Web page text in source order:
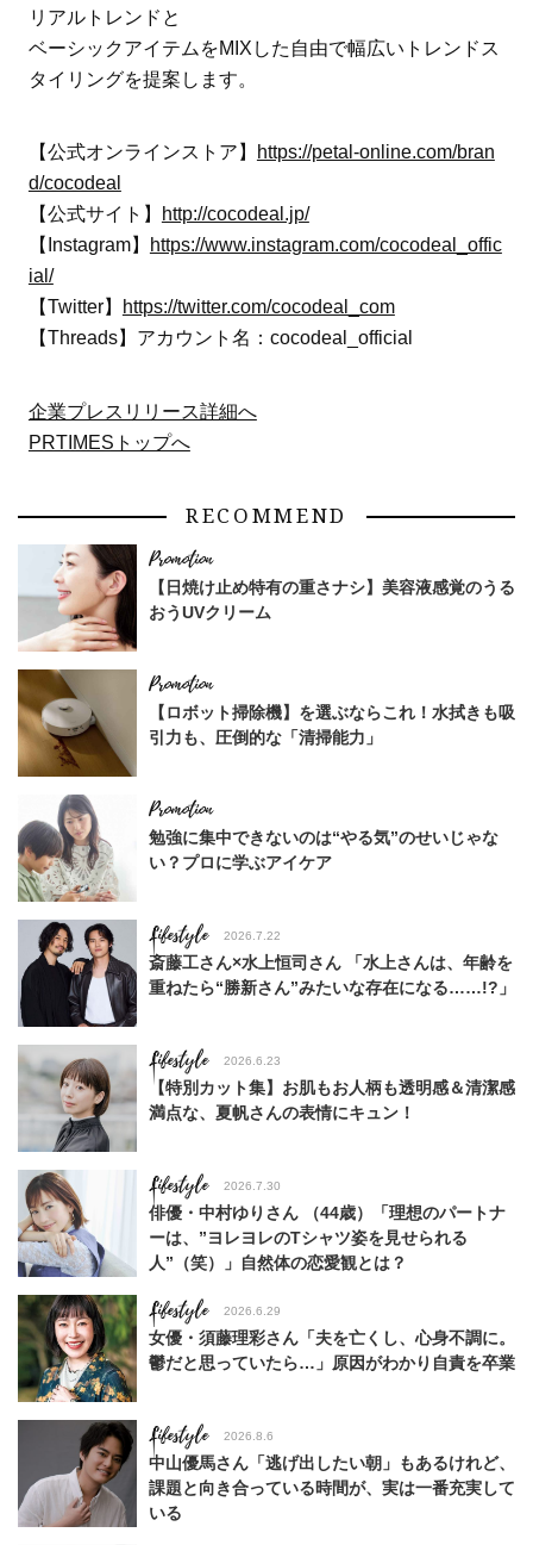
リアルトレンドと
ベーシックアイテムをMIXした自由で幅広いトレンドス
タイリングを提案します。
【公式オンラインストア】
https://petal-online.com/bran
d/cocodeal
【公式サイト】
http://cocodeal.jp/
【Instagram】
https://www.instagram.com/cocodeal_offic
ial/
【Twitter】
https://twitter.com/cocodeal_com
【Threads】アカウント名：cocodeal_official
企業プレスリリース詳細へ
PRTIMESトップへ
RECOMMEND
【日焼け止め特有の重さナシ】美容液感覚のうる
おうUVクリーム
【ロボット掃除機】を選ぶならこれ！水拭きも吸
引力も、圧倒的な「清掃能力」
勉強に集中できないのは“やる気”のせいじゃな
い？プロに学ぶアイケア
Lifestyle 2026.7.22
斎藤工さん×水上恒司さん 「水上さんは、年齢を
重ねたら“勝新さん”みたいな存在になる……!?」
Lifestyle 2026.6.23
【特別カット集】お肌もお人柄も透明感＆清潔感
満点な、夏帆さんの表情にキュン！
Lifestyle 2026.7.30
俳優・中村ゆりさん （44歳）「理想のパートナ
ーは、”ヨレヨレのTシャツ姿を見せられる
人”（笑）」自然体の恋愛観とは？
Lifestyle 2026.6.29
女優・須藤理彩さん「夫を亡くし、心身不調に。
鬱だと思っていたら…」原因がわかり自責を卒業
Lifestyle 2026.8.6
中山優馬さん「逃げ出したい朝」もあるけれど、
課題と向き合っている時間が、実は一番充実して
いる